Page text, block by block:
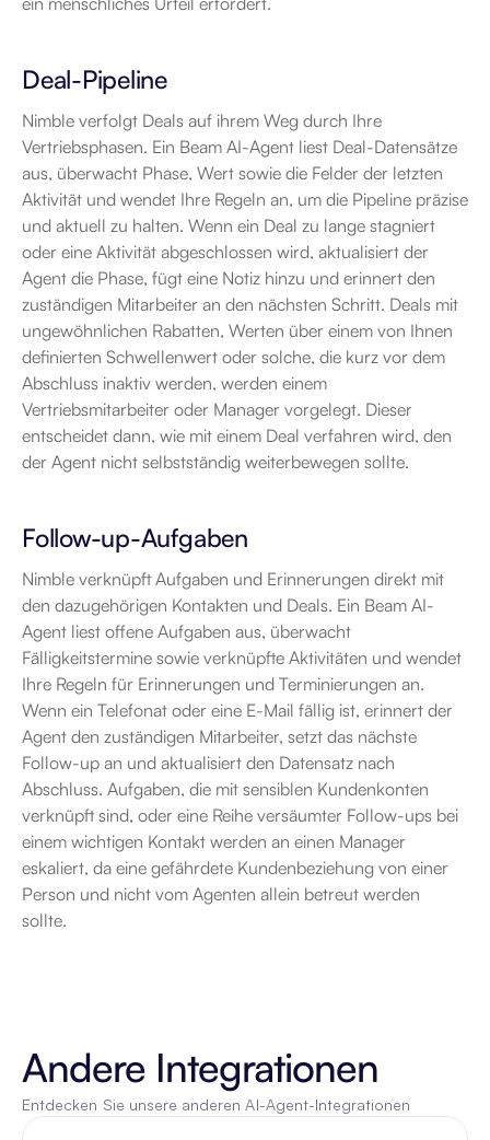
Deal-Pipeline
Nimble verfolgt Deals auf ihrem Weg durch Ihre
Vertriebsphasen. Ein Beam AI-Agent liest Deal-Datensätze
aus, überwacht Phase, Wert sowie die Felder der letzten
Aktivität und wendet Ihre Regeln an, um die Pipeline präzise
und aktuell zu halten. Wenn ein Deal zu lange stagniert
oder eine Aktivität abgeschlossen wird, aktualisiert der
Agent die Phase, fügt eine Notiz hinzu und erinnert den
zuständigen Mitarbeiter an den nächsten Schritt. Deals mit
ungewöhnlichen Rabatten, Werten über einem von Ihnen
definierten Schwellenwert oder solche, die kurz vor dem
Abschluss inaktiv werden, werden einem
Vertriebsmitarbeiter oder Manager vorgelegt. Dieser
entscheidet dann, wie mit einem Deal verfahren wird, den
der Agent nicht selbstständig weiterbewegen sollte.
Follow-up-Aufgaben
Nimble verknüpft Aufgaben und Erinnerungen direkt mit
den dazugehörigen Kontakten und Deals. Ein Beam AI-
Agent liest offene Aufgaben aus, überwacht
Fälligkeitstermine sowie verknüpfte Aktivitäten und wendet
Ihre Regeln für Erinnerungen und Terminierungen an.
Wenn ein Telefonat oder eine E-Mail fällig ist, erinnert der
Agent den zuständigen Mitarbeiter, setzt das nächste
Follow-up an und aktualisiert den Datensatz nach
Abschluss. Aufgaben, die mit sensiblen Kundenkonten
verknüpft sind, oder eine Reihe versäumter Follow-ups bei
einem wichtigen Kontakt werden an einen Manager
eskaliert, da eine gefährdete Kundenbeziehung von einer
Person und nicht vom Agenten allein betreut werden
sollte.
Andere Integrationen
Entdecken Sie unsere anderen AI-Agent-Integrationen